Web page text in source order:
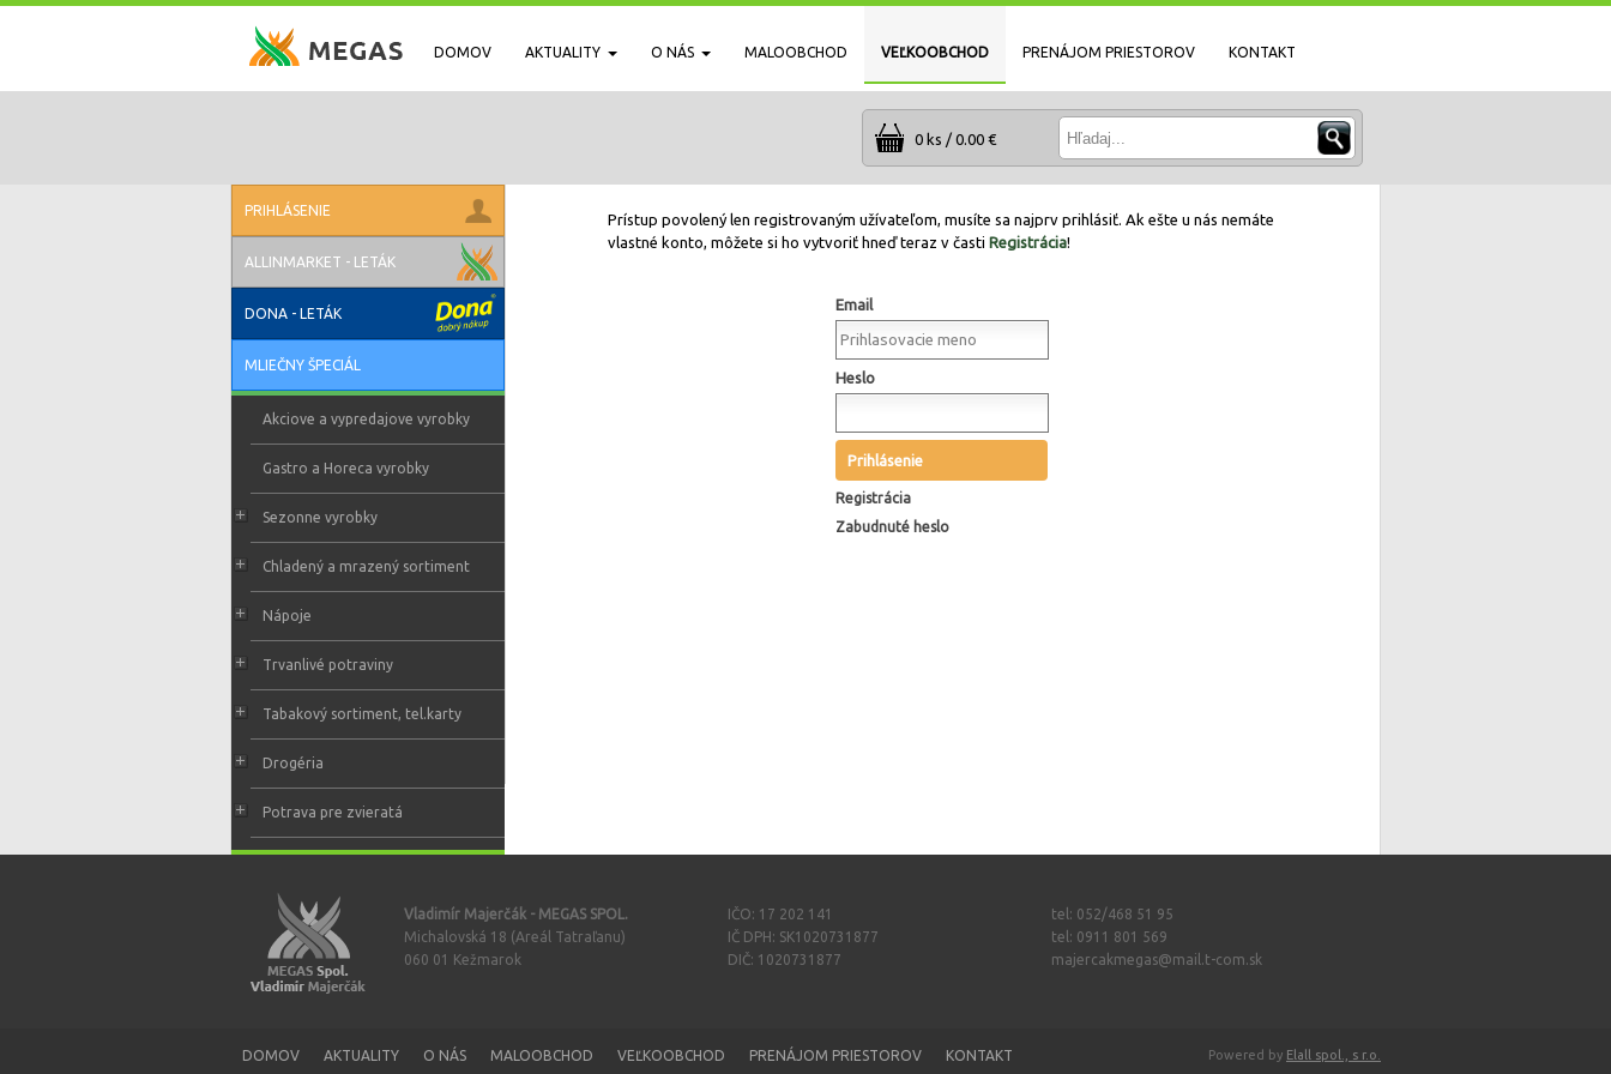
DOMOV AKTUALITY O NÁS MALOOBCHOD VEĽKOOBCHOD PRENÁJOM PRIESTOROV KONTAKT
0 ks / 0.00 €
PRIHLÁSENIE
ALLINMARKET - LETÁK
DONA - LETÁK
MLIEČNY ŠPECIÁL
Akciove a vypredajove vyrobky
Gastro a Horeca vyrobky
Sezonne vyrobky
Chladený a mrazený sortiment
Nápoje
Trvanlivé potraviny
Tabakový sortiment, tel.karty
Drogéria
Potrava pre zvieratá
Prístup povolený len registrovaným užívateľom, musíte sa najprv prihlásiť. Ak ešte u nás nemáte
vlastné konto, môžete si ho vytvoriť hneď teraz v časti Registrácia!
Email
Heslo
Prihlásenie
Registrácia
Zabudnuté heslo
Vladimír Majerčák - MEGAS SPOL.
Michalovská 18 (Areál Tatraľanu)
060 01 Kežmarok
IČO: 17 202 141
IČ DPH: SK1020731877
DIČ: 1020731877
tel: 052/468 51 95
tel: 0911 801 569
majercakmegas@mail.t-com.sk
DOMOV AKTUALITY O NÁS MALOOBCHOD VEĽKOOBCHOD PRENÁJOM PRIESTOROV KONTAKT Powered by Elall spol., s r.o.